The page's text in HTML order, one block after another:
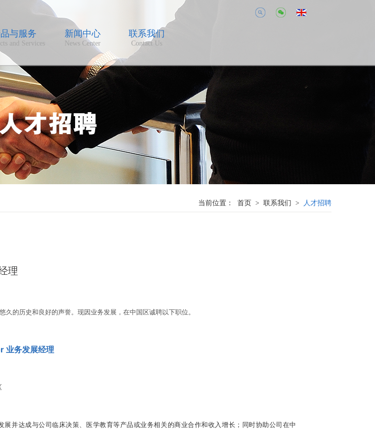
与服务
and Services
新闻中心
News Center
联系我们
Contact Us
当前位置： 首页 > 联系我们 > 人才招聘
理
久的历史和良好的声誉。现因业务发展，在中国区诚聘以下职位。
业务发展经理
展并达成与公司临床决策、医学教育等产品或业务相关的商业合作和收入增长；同时协助公司在中